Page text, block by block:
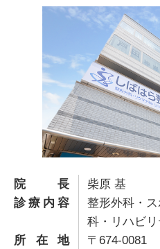
院長
柴原 基
診療内容
整形外科・
科・リハビ
所在地
〒674-0081